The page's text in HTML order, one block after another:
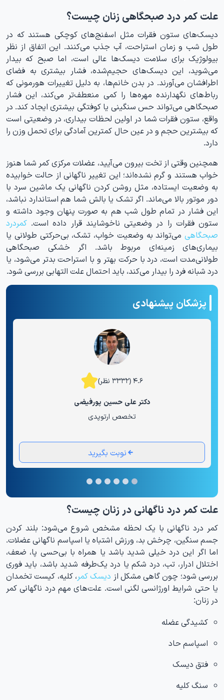
علت کمر درد صبحگاهی زنان چیست؟
دیسک‌های ستون فقرات مثل اسفنج‌های کوچکی هستند که در
طول شب و زمان استراحت، آب جذب می‌کنند. این اتفاق از نظر
بیولوژیک برای سلامت دیسک‌ها عالی است، اما صبح که بیدار
می‌شوید، این دیسک‌های حجیم‌شده، فشار بیشتری به فضای
اطرافشان می‌آورند. در بدن خانم‌ها، به دلیل تغییرات هورمونی که
رباط‌های نگهدارنده مهره‌ها را کمی منعطف‌تر می‌کند، این فشار
صبحگاهی می‌تواند حس سنگینی یا کوفتگی بیشتری ایجاد کند. در
واقع، ستون فقرات شما در اولین لحظات بیداری، در وضعیتی است
که بیشترین حجم و در عین حال کمترین آمادگی برای تحمل وزن را
دارد.
همچنین وقتی از تخت بیرون می‌آیید، عضلات مرکزی کمر شما هنوز
خواب هستند و گرم نشده‌اند؛ این تغییر ناگهانی از حالت خوابیده
به وضعیت ایستاده، مثل روشن کردن ناگهانی یک ماشین سرد با
دور موتور بالا می‌ماند. اگر تشک یا بالش شما هم استاندارد نباشد،
این فشار در تمام طول شب هم به صورت پنهان وجود داشته و
ستون فقرات را در وضعیتی ناخوشایند قرار داده است. کمردرد
صبحگاهی می‌تواند به وضعیت خواب، تشک، بی‌حرکتی طولانی یا
بیماری‌های زمینه‌ای مربوط باشد. اگر خشکی صبحگاهی
طولانی‌مدت است، درد با حرکت بهتر و با استراحت بدتر می‌شود، یا
درد شبانه فرد را بیدار می‌کند، باید احتمال علت التهابی بررسی شود.
پزشکان پیشنهادی
۴.۶ (۳۳۳۲ نظر)
دکتر علی حسین پورفیضی
تخصص ارتوپدی
نوبت بگیرید
علت کمر درد ناگهانی در زنان چیست؟
کمر درد ناگهانی با یک لحظه مشخص شروع می‌شود: بلند کردن
جسم سنگین، چرخش بد، ورزش اشتباه یا اسپاسم ناگهانی عضلات.
اما اگر این درد خیلی شدید باشد یا همراه با بی‌حسی پا، ضعف،
اختلال ادرار، تب، درد شکم یا درد یک‌طرفه شدید باشد، باید فوری
بررسی شود؛ چون گاهی مشکل از دیسک کمر، کلیه، کیست تخمدان
یا حتی شرایط اورژانسی لگنی است. علت‌های مهم درد ناگهانی کمر
در زنان:
کشیدگی عضله
اسپاسم حاد
فتق دیسک
سنگ کلیه